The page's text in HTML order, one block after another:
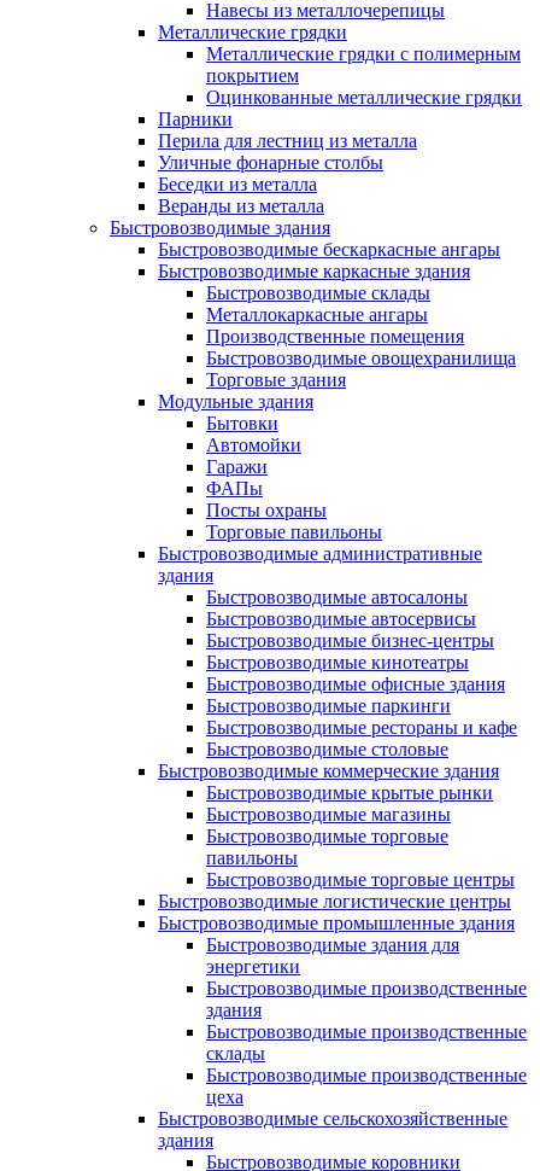
Навесы из металлочерепицы
Металлические грядки
Металлические грядки с полимерным
покрытием
Оцинкованные металлические грядки
Парники
Перила для лестниц из металла
Уличные фонарные столбы
Беседки из металла
Веранды из металла
Быстровозводимые здания
Быстровозводимые бескаркасные ангары
Быстровозводимые каркасные здания
Быстровозводимые склады
Металлокаркасные ангары
Производственные помещения
Быстровозводимые овощехранилища
Торговые здания
Модульные здания
Бытовки
Автомойки
Гаражи
ФАПы
Посты охраны
Торговые павильоны
Быстровозводимые административные
здания
Быстровозводимые автосалоны
Быстровозводимые автосервисы
Быстровозводимые бизнес-центры
Быстровозводимые кинотеатры
Быстровозводимые офисные здания
Быстровозводимые паркинги
Быстровозводимые рестораны и кафе
Быстровозводимые столовые
Быстровозводимые коммерческие здания
Быстровозводимые крытые рынки
Быстровозводимые магазины
Быстровозводимые торговые
павильоны
Быстровозводимые торговые центры
Быстровозводимые логистические центры
Быстровозводимые промышленные здания
Быстровозводимые здания для
энергетики
Быстровозводимые производственные
здания
Быстровозводимые производственные
склады
Быстровозводимые производственные
цеха
Быстровозводимые сельскохозяйственные
здания
Быстровозводимые коровники